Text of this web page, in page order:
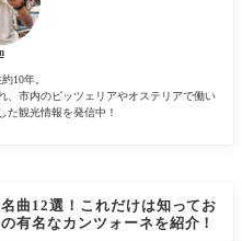
10年。
、市内のピッツェリアやオステリアで働い
た観光情報を発信中！
曲12選！これだけは知ってお
有名なカンツォーネを紹介！